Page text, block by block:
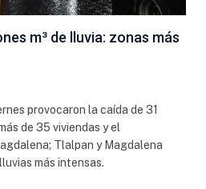
m³ de lluvia: zonas más
provocaron la caída de 31
de 35 viviendas y el
Tlalpan y Magdalena
más intensas.